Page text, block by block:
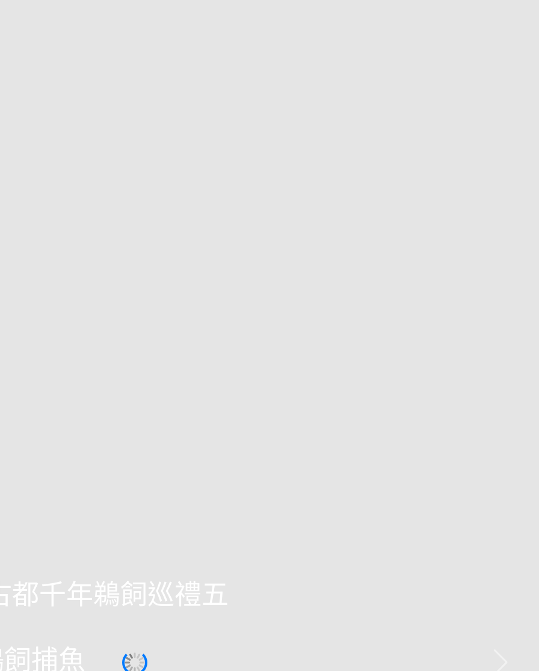
都千年鵜飼巡禮五
捕魚